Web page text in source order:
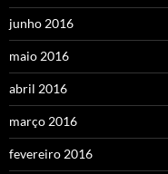
junho 2016
maio 2016
abril 2016
março 2016
fevereiro 2016